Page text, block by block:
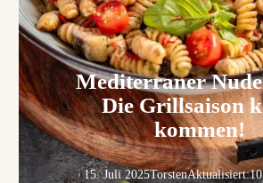
Mediterraner
Die Grillsaison
kommen!
15. Juli 2025TorstenAktualisiert: